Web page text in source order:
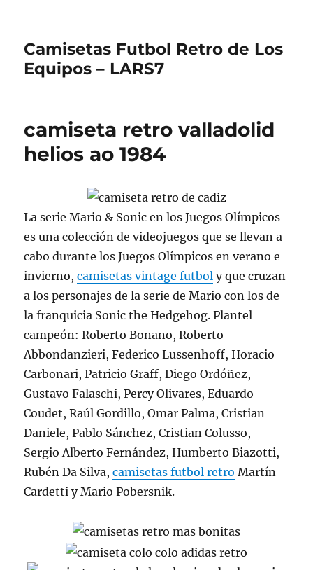
Camisetas Futbol Retro de Los
Equipos – LARS7
camiseta retro valladolid
helios ao 1984
La serie Mario & Sonic en los Juegos Olímpicos
es una colección de videojuegos que se llevan a
cabo durante los Juegos Olímpicos en verano e
invierno,camisetas vintage futbol y que cruzan
a los personajes de la serie de Mario con los de
la franquicia Sonic the Hedgehog. Plantel
campeón: Roberto Bonano, Roberto
Abbondanzieri, Federico Lussenhoff, Horacio
Carbonari, Patricio Graff, Diego Ordóñez,
Gustavo Falaschi, Percy Olivares, Eduardo
Coudet, Raúl Gordillo, Omar Palma, Cristian
Daniele, Pablo Sánchez, Cristian Colusso,
Sergio Alberto Fernández, Humberto Biazotti,
Rubén Da Silva,camisetas futbol retro Martín
Cardetti y Mario Pobersnik.